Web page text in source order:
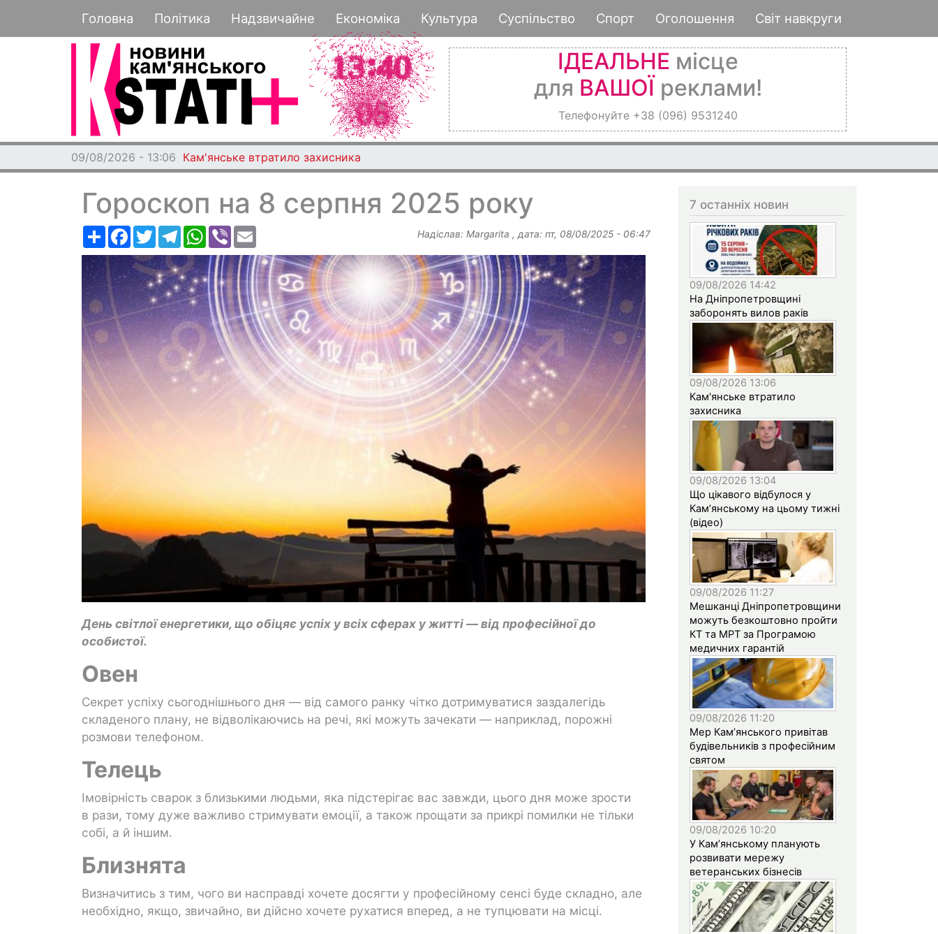
до
основного
Основная навигация
Головна Політика Надзвичайне Економіка Культура Суспільство Спорт Оголошення Світ навкруги
ІДЕАЛЬНЕ місце
для ВАШОЇ реклами!
Телефонуйте +38 (096) 9531240
09/08/2026 - 13:06 Кам'янське втратило захисника
Гороскоп на 8 серпня 2025 року
РесурсFacebook
TwitterTelegramWhatsApp
Viber Надіслав: Margarita , дата: пт, 08/08/2025 - 06:47
День світлої енергетики, що обіцяє успіх у всіх сферах у житті — від професійної до
особистої.
Овен
Секрет успіху сьогоднішнього дня — від самого ранку чітко дотримуватися заздалегідь
складеного плану, не відволікаючись на речі, які можуть зачекати — наприклад, порожні
розмови телефоном.
Телець
Імовірність сварок з близькими людьми, яка підстерігає вас завжди, цього дня може зрости
в рази, тому дуже важливо стримувати емоції, а також прощати за прикрі помилки не тільки
собі, а й іншим.
Близнята
Визначитись з тим, чого ви насправді хочете досягти у професійному сенсі буде складно, але
необхідно, якщо, звичайно, ви дійсно хочете рухатися вперед, а не тупцювати на місці.
7 останніх новин
09/08/2026 14:42
На Дніпропетровщині
заборонять вилов раків
09/08/2026 13:06
Кам'янське втратило
захисника
09/08/2026 13:04
Що цікавого відбулося у
Кам’янському на цьому тижні
(відео)
09/08/2026 11:27
Мешканці Дніпропетровщини
можуть безкоштовно пройти
КТ та МРТ за Програмою
медичних гарантій
09/08/2026 11:20
Мер Кам’янського привітав
будівельників з професійним
святом
09/08/2026 10:20
У Кам’янському планують
розвивати мережу
ветеранських бізнесів